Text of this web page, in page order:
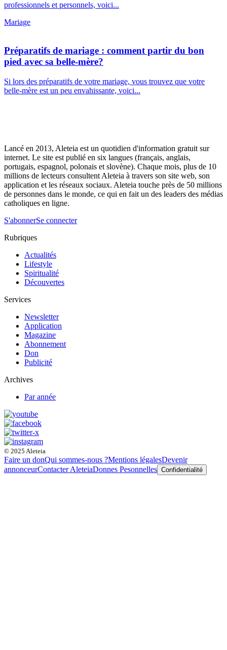
professionnels et personnels, voici...
Mariage
Préparatifs de mariage : comment partir du bon
pied avec sa belle-mère?
Si lors des préparatifs de votre mariage, vous trouvez que votre
belle-mère est un peu envahissante, voici...
Lancé en 2013, Aleteia est un quotidien d'information gratuit sur
internet. Le site est publié en six langues (français, anglais,
portugais, espagnol, polonais et slovène). Chaque mois, plus de 10
millions de lecteurs consultent Aleteia à travers son site web, son
application et les réseaux sociaux. Aleteia touche près de 50 millions
de personnes dans le monde, ce qui en fait un des leaders des médias
catholiques en ligne.
S'abonnerSe connecter
Rubriques
Actualités
Lifestyle
Spiritualité
Découvertes
Services
Newsletter
Application
Magazine
Abonnement
Don
Publicité
Archives
Par année
© 2025 Aleteia
Faire un donQui sommes-nous ?Mentions légalesDevenir
annonceurContacter AleteiaDonnes Pesonnelles Confidentialité